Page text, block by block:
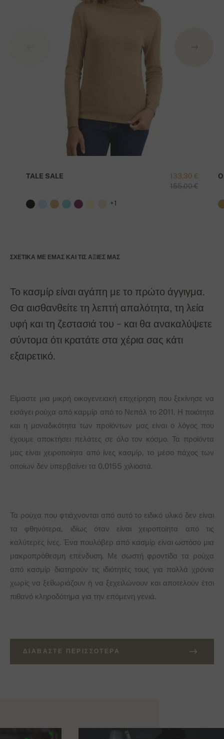
133,30 €
155,00 €
TALE SALE
+1
ΣΧΕΤΙΚΆ ΜΕ ΕΜΆΣ ΚΑΙ ΤΙΣ ΑΞΊΕΣ ΜΑΣ
Το κασμίρ είναι αγάπη με το πρώτο άγγιγμα.
Θα αισθανθείτε τη λεπτή απαλότητα, τη λεία
υφή και τη ζεστασιά του - και θα ανακαλύψετε
σύντομα ότι κρατάτε στα χέρια σας κάτι
εξαιρετικό.
Είμαστε μια μικρή οικογενειακή επιχείρηση που ξεκίνησε να
εισάγει ρούχα από καρμίρ από το Νεπάλ το 2011. Η ποιότητα
και η μοναδικότητα των προϊόντων μας είναι ο λόγος που
έχουμε αποκτήσει πελάτες σε όλο τον κόσμο. Τα προϊόντα
μας είναι χειροποίητα από ίνες κασμίρ, το μέσο πάχος των
οποίων δεν υπερβαίνει τα 0,0155 χιλιοστά.
Τα ρούχα που φτιάχνονται από αυτό το ειδικό υλικό δεν είναι
τα φθηνότερα, ιδίως όταν είναι χειροποίητα από τις
καλύτερες ίνες. Ένα πουλόβερ από κασμίρ είναι ωστόσο μια
μακροπρόθεσμη επένδυση. Με σωστή φροντίδα τα ρούχα
από κασμίρ διατηρούν τις ιδιότητές τους για πολλά χρόνια
χωρίς να ξεθωριάζουν ή να ξεχειλώνουν και αποτελούν έτσι
πιθανό κληροδότημα για την επόμενη γενιά.
ΔΙΑΒΆΣΤΕ ΠΕΡΙΣΣΌΤΕΡΑ